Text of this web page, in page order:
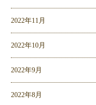
2022年11月
2022年10月
2022年9月
2022年8月